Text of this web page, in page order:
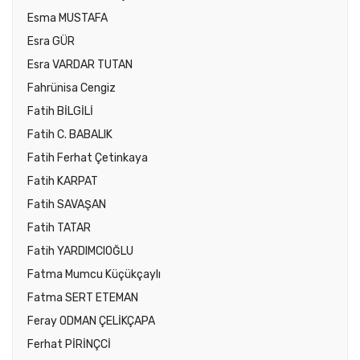
Esma MUSTAFA
Esra GÜR
Esra VARDAR TUTAN
Fahrünisa Cengiz
Fatih BİLGİLİ
Fatih C. BABALIK
Fatih Ferhat Çetinkaya
Fatih KARPAT
Fatih SAVAŞAN
Fatih TATAR
Fatih YARDIMCIOĞLU
Fatma Mumcu Küçükçaylı
Fatma SERT ETEMAN
Feray ODMAN ÇELİKÇAPA
Ferhat PİRİNÇCİ